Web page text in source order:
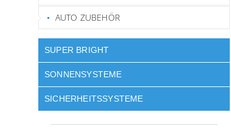
AUTO ZUBEHÖR
SUPER BRIGHT
SONNENSYSTEME
SICHERHEITSSYSTEME